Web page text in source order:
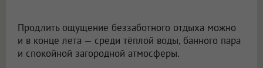
Продлить ощущение беззаботного отдыха можно
и в конце лета — среди тёплой воды, банного пара
и спокойной загородной атмосферы.